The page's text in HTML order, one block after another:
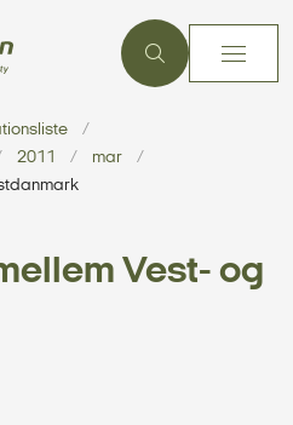
2011
mar
Vest- og